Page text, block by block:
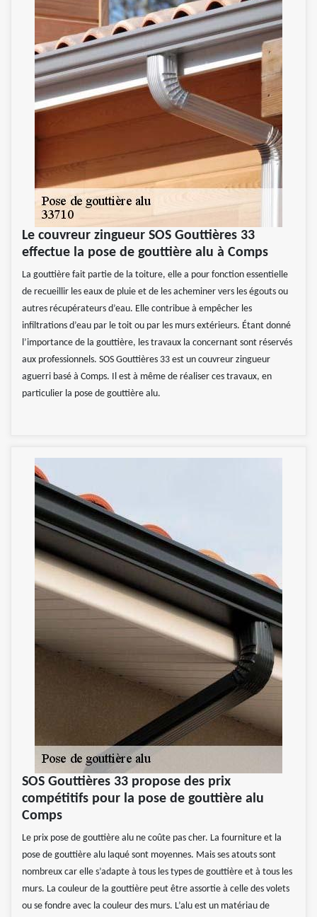
Le couvreur zingueur SOS Gouttières 33
effectue la pose de gouttière alu à Comps
La gouttière fait partie de la toiture, elle a pour fonction essentielle
de recueillir les eaux de pluie et de les acheminer vers les égouts ou
autres récupérateurs d’eau. Elle contribue à empêcher les
infiltrations d’eau par le toit ou par les murs extérieurs. Étant donné
l’importance de la gouttière, les travaux la concernant sont réservés
aux professionnels. SOS Gouttières 33 est un couvreur zingueur
aguerri basé à Comps. Il est à même de réaliser ces travaux, en
particulier la pose de gouttière alu.
SOS Gouttières 33 propose des prix
compétitifs pour la pose de gouttière alu
Comps
Le prix pose de gouttière alu ne coûte pas cher. La fourniture et la
pose de gouttière alu laqué sont moyennes. Mais ses atouts sont
nombreux car elle s’adapte à tous les types de gouttière et à tous les
murs. La couleur de la gouttière peut être assortie à celle des volets
ou se fondre avec la couleur des murs. L’alu est un matériau de